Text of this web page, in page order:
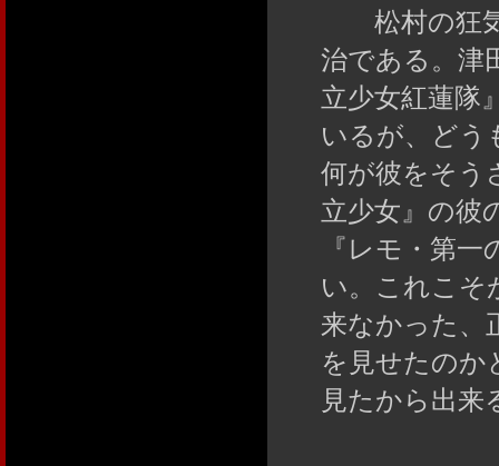
松村の狂気
治である。津
立少女紅蓮隊
いるが、どう
何が彼をそう
立少女』の彼
『レモ・第
い。これこそ
来なかった、
を見せたの
見たから出